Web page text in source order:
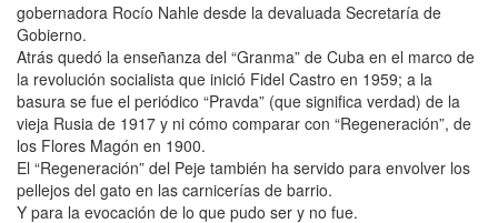
gobernadora Rocío Nahle desde la devaluada Secretaría de
Gobierno.
Atrás quedó la enseñanza del “Granma” de Cuba en el marco de
la revolución socialista que inició Fidel Castro en 1959; a la
basura se fue el periódico “Pravda” (que significa verdad) de la
vieja Rusia de 1917 y ni cómo comparar con “Regeneración”, de
los Flores Magón en 1900.
El “Regeneración” del Peje también ha servido para envolver los
pellejos del gato en las carnicerías de barrio.
Y para la evocación de lo que pudo ser y no fue.